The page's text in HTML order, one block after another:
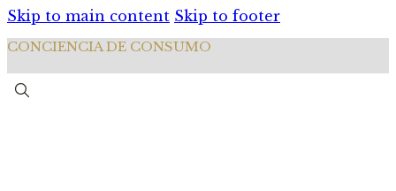
Skip to main content Skip to footer
CONCIENCIA DE CONSUMO